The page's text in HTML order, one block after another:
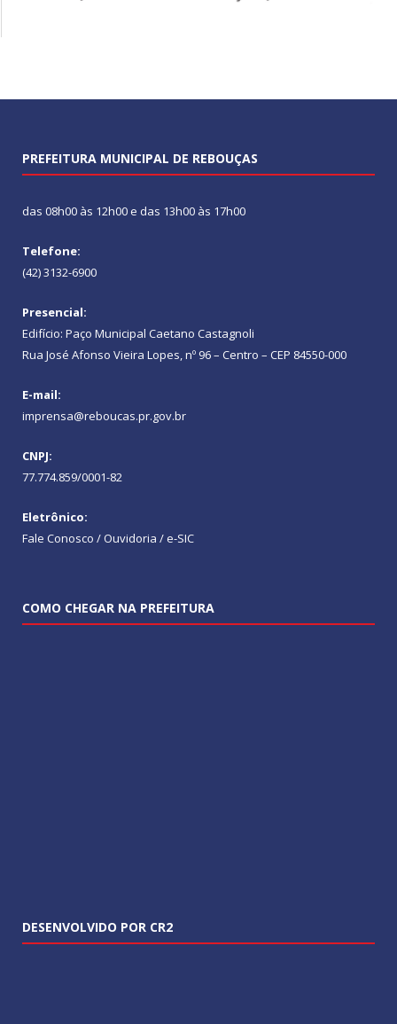
PREFEITURA MUNICIPAL DE REBOUÇAS
das 08h00 às 12h00 e das 13h00 às 17h00
Telefone:
(42) 3132-6900
Presencial:
Edifício: Paço Municipal Caetano Castagnoli
Rua José Afonso Vieira Lopes, nº 96 – Centro – CEP 84550-000
E-mail:
imprensa@reboucas.pr.gov.br
CNPJ:
77.774.859/0001-82
Eletrônico:
Fale Conosco / Ouvidoria / e-SIC
COMO CHEGAR NA PREFEITURA
DESENVOLVIDO POR CR2